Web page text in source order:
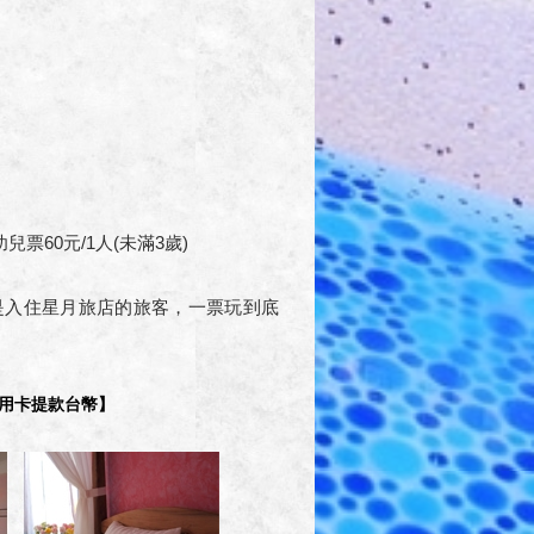
票60元/1人(未滿3歲)
住星月旅店的旅客，一票玩到底
卡提款台幣】